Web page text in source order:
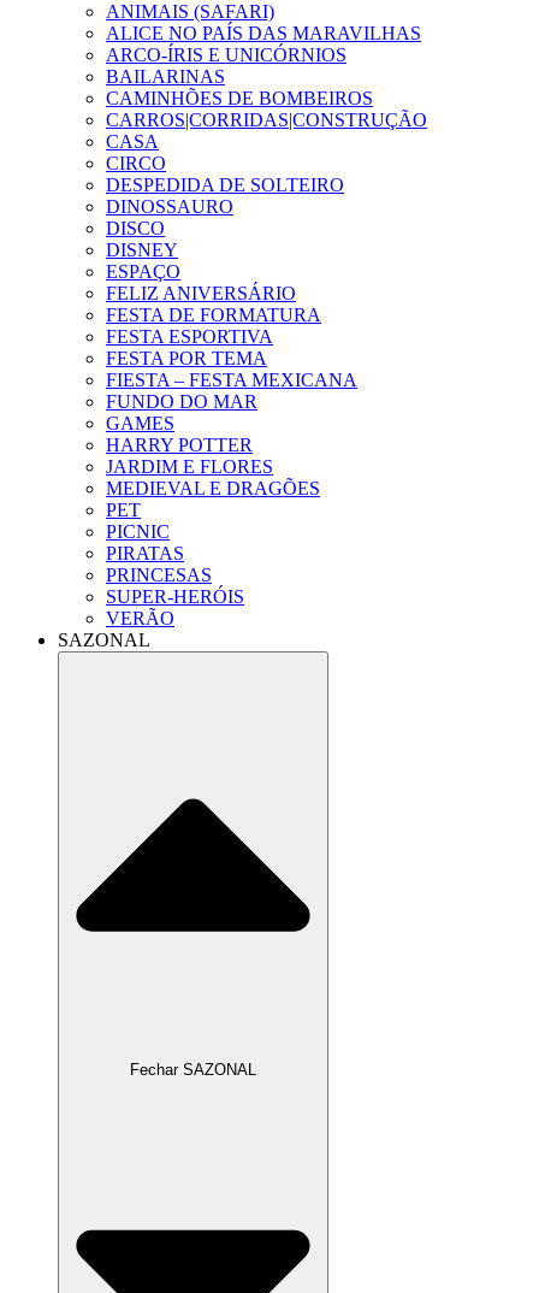
ANIMAIS (SAFARI)
ALICE NO PAÍS DAS MARAVILHAS
ARCO-ÍRIS E UNICÓRNIOS
BAILARINAS
CAMINHÕES DE BOMBEIROS
CARROS|CORRIDAS|CONSTRUÇÃO
CASA
CIRCO
DESPEDIDA DE SOLTEIRO
DINOSSAURO
DISCO
DISNEY
ESPAÇO
FELIZ ANIVERSÁRIO
FESTA DE FORMATURA
FESTA ESPORTIVA
FESTA POR TEMA
FIESTA – FESTA MEXICANA
FUNDO DO MAR
GAMES
HARRY POTTER
JARDIM E FLORES
MEDIEVAL E DRAGÕES
PET
PICNIC
PIRATAS
PRINCESAS
SUPER-HERÓIS
VERÃO
SAZONAL
Fechar SAZONAL